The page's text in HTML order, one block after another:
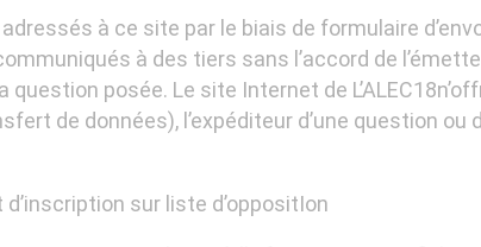
à ce site par le biais de formulaire
à des tiers sans l’accord de
question posée. Le site Internet de
de données), l’expéditeur d’une question
d’inscription sur liste d’oppositIon